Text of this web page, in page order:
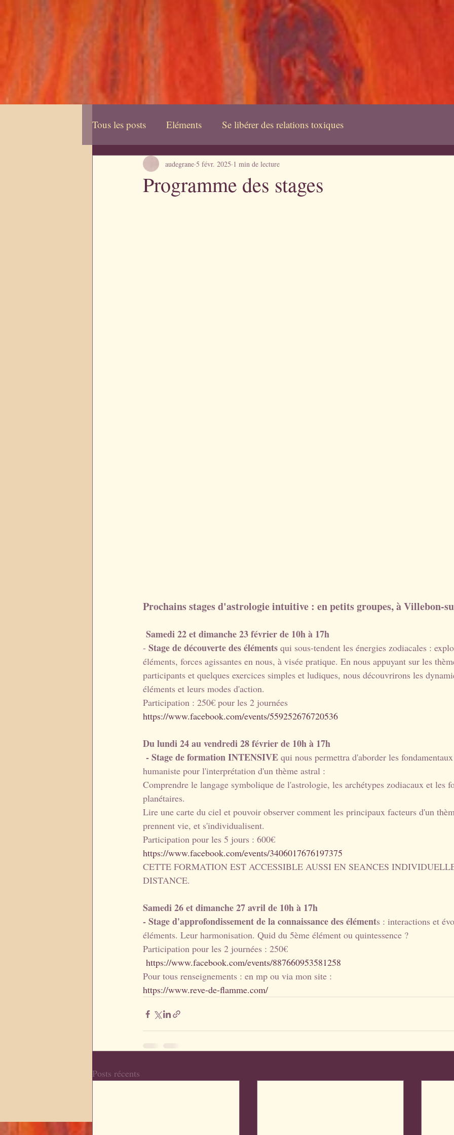
Regard astrologique
Tous les posts Eléments Se libérer des relations toxiques
Programme des stages
audegrane 5 févr. 2025 1 min de lecture
Prochains stages d'astrologie intuitive : en petits groupes, à Villebon-
Samedi 22 et dimanche 23 février de 10h à 17h
- Stage de découverte des éléments qui sous-tendent les énergies zodiacales :
éléments, forces agissantes en nous, à visée pratique. En nous appuyant sur les
participants et quelques exercices simples et ludiques, nous découvrirons les
éléments et leurs modes d'action.
Participation : 250€ pour les 2 journées
https://www.facebook.com/events/559252676720536
Du lundi 24 au vendredi 28 février de 10h à 17h
- Stage de formation INTENSIVE qui nous permettra d'aborder les
humaniste pour l'interprétation d'un thème astral :
Comprendre le langage symbolique de l'astrologie, les archétypes zodiacaux et les
planétaires.
Lire une carte du ciel et pouvoir observer comment les principaux facteurs d'un
prennent vie, et s'individualisent.
Participation pour les 5 jours : 600€
https://www.facebook.com/events/3406017676197375
CETTE FORMATION EST ACCESSIBLE AUSSI EN SEANCES
DISTANCE.
Samedi 26 et dimanche 27 avril de 10h à 17h
- Stage d'approfondissement de la connaissance des éléments : interactions et
éléments. Leur harmonisation. Quid du 5ème élément ou quintessence ?
Participation pour les 2 journées : 250€
https://www.facebook.com/events/887660953581258
Pour tous renseignements : en mp ou via mon site :
https://www.reve-de-flamme.com/
Posts récents